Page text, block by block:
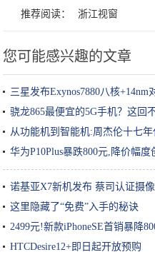
推荐阅读： 浙江视窗
您可能感兴趣的文章
三星发布Exynos7880八核+14nm
骁龙865最便宜的5G手机？这回
从功能机到智能机:周杰伦十七
华为P10Plus暴跌800元,降价幅度
诺基亚X7新机发布 蔡司认证摄
这里隐藏了“免费”入手的秘诀
2499元!新款iPhoneSE首销暴降
HTCDesire12+即日起开放预购